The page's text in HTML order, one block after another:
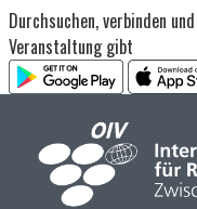
Durchsuchen, verbinden
Veranstaltung gibt